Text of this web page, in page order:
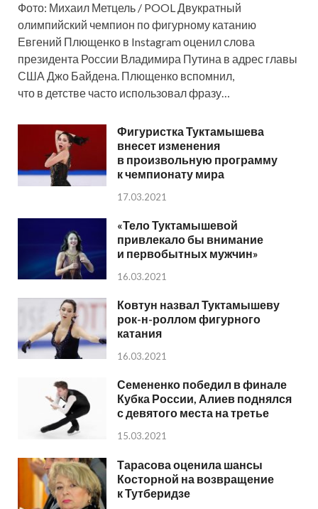
Фото: Михаил Метцель / POOL Двукратный
олимпийский чемпион по фигурному катанию
Евгений Плющенко в Instagram оценил слова
президента России Владимира Путина в адрес главы
США Джо Байдена. Плющенко вспомнил,
что в детстве часто использовал фразу…
Фигуристка Туктамышева
внесет изменения
в произвольную программу
к чемпионату мира
17.03.2021
«Тело Туктамышевой
привлекало бы внимание
и первобытных мужчин»
16.03.2021
Ковтун назвал Туктамышеву
рок-н-роллом фигурного
катания
16.03.2021
Семененко победил в финале
Кубка России, Алиев поднялся
с девятого места на третье
15.03.2021
Тарасова оценила шансы
Косторной на возвращение
к Тутберидзе